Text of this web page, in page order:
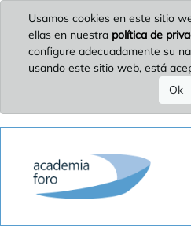
Usamos cookies en este sitio
ellas en nuestra política de
configure adecuadamente su
usando este sitio web, está
Ok